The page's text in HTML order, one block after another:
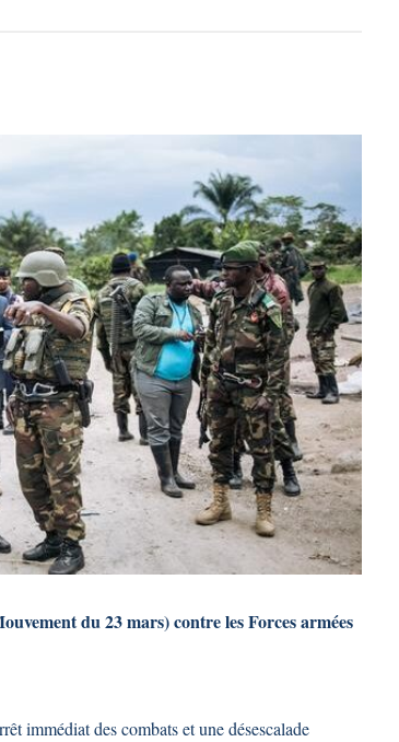
du 23 mars) contre les Forces armées
immédiat des combats et une désescalade